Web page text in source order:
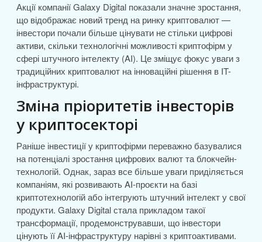
Акції компанії Galaxy Digital показали значне зростання,
що відображає новий тренд на ринку криптовалют —
інвестори почали більше цінувати не стільки цифрові
активи, скільки технологічні можливості криптофірм у
сфері штучного інтелекту (AI). Це зміщує фокус уваги з
традиційних криптовалют на інноваційні рішення в IT-
інфраструктурі.
Зміна пріоритетів інвесторів
у криптосекторі
Раніше інвестиції у криптофірми переважно базувалися
на потенціалі зростання цифрових валют та блокчейн-
технологій. Однак, зараз все більше уваги приділяється
компаніям, які розвивають AI-проєкти на базі
криптотехнологій або інтегрують штучний інтелект у свої
продукти. Galaxy Digital стала прикладом такої
трансформації, продемонструвавши, що інвестори
цінують її AI-інфраструктуру нарівні з криптоактивами.